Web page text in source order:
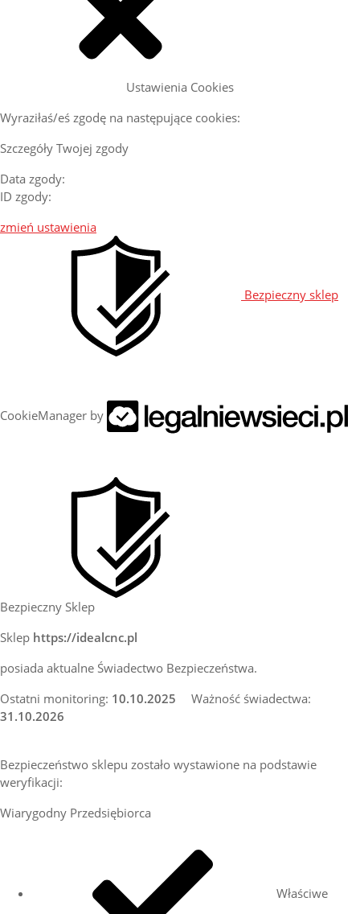
Ustawienia Cookies
Wyraziłaś/eś zgodę na następujące cookies:
Szczegóły Twojej zgody
Data zgody:
ID zgody:
zmień ustawienia
Bezpieczny sklep
CookieManager by
Bezpieczny Sklep
Sklep https://idealcnc.pl
posiada aktualne Świadectwo Bezpieczeństwa.
Ostatni monitoring: 10.10.2025
Ważność świadectwa:
31.10.2026
Bezpieczeństwo sklepu zostało wystawione na podstawie
weryfikacji:
Wiarygodny Przedsiębiorca
Właściwe